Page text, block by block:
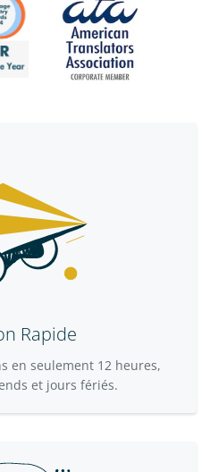
Rapide
en seulement 12 heures,
et jours fériés.